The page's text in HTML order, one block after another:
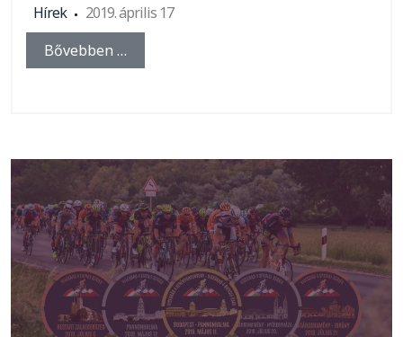
Hírek
2019. április 17
Bővebben …